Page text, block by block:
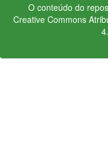
O conteúdo do
Creative Commons